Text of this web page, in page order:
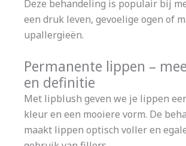
Deze behandeling is populair bij
een druk leven, gevoelige ogen of
upallergieën.
Permanente lippen –
en definitie
Met lipblush geven we je lippen
kleur en een mooiere vorm. De
maakt lippen optisch voller en